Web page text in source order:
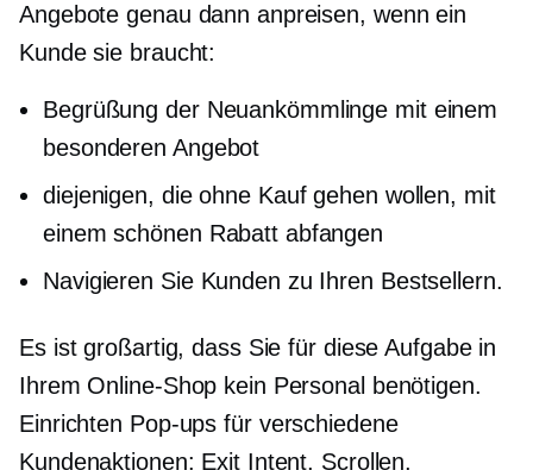
Angebote genau dann anpreisen, wenn ein
Kunde sie braucht:
Begrüßung der Neuankömmlinge mit einem
besonderen Angebot
diejenigen, die ohne Kauf gehen wollen, mit
einem schönen Rabatt abfangen
Navigieren Sie Kunden zu Ihren Bestsellern.
Es ist großartig, dass Sie für diese Aufgabe in
Ihrem Online-Shop kein Personal benötigen.
Einrichten Pop-ups für verschiedene
Kundenaktionen: Exit Intent, Scrollen,